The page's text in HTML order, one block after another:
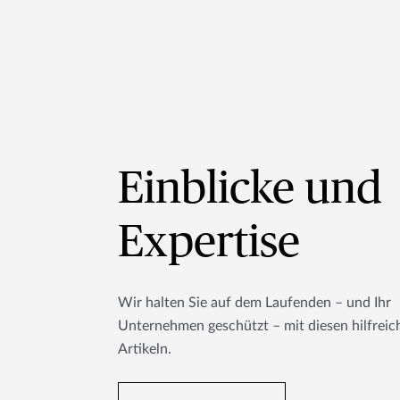
Einblicke und
Expertise
Wir halten Sie auf dem Laufenden – und Ihr
Unternehmen geschützt – mit diesen
Artikeln.